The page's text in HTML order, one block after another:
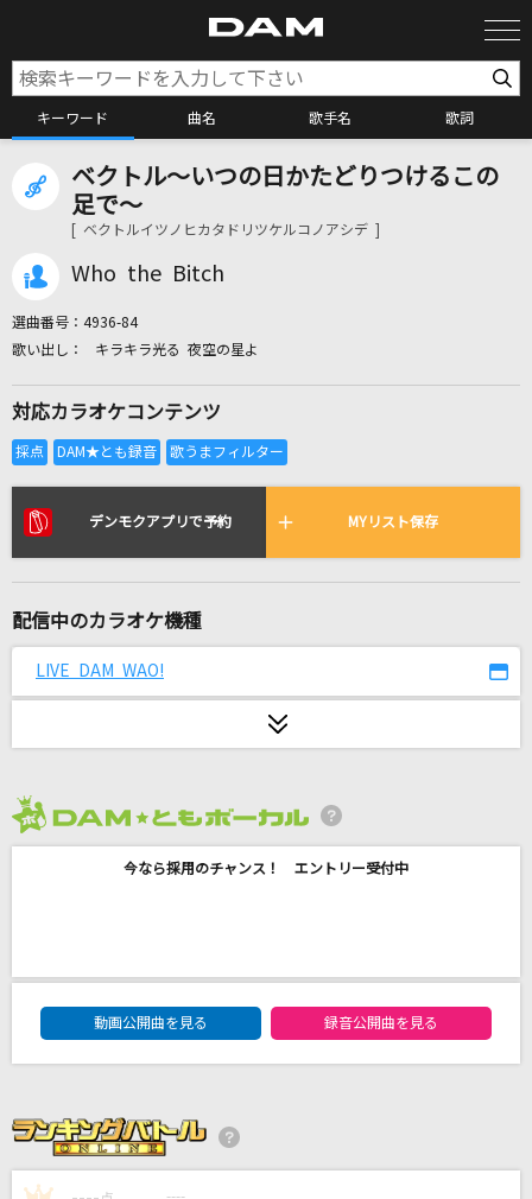
キーワード 曲名 歌手名 歌詞
カラオケ検索
カラオケ店舗検索
カラオケリクエスト
リアルタイムで歌われている曲の一覧
キライ・キライ・ジガヒダイ!
White Love
SPEED
Vaundy
[生音]ガリレオは恋をする
レミオロメン
Realize
ベクトル～いつの日かたどりつけるこの
足で～
[ ベクトルイツノヒカタドリツケルコノアシデ ]
Who the Bitch
選曲番号： 4936-84
キラキラ光る 夜空の星よ
対応カラオケコンテンツ
デンモクアプリで予約 MYリスト保存
配信中のカラオケ機種
LIVE DAM WAO!
今なら採用のチャンス！ エントリー受付中
DAM★ともボーカルエントリーランキング
動画公開曲を見る
録音公開曲を見る
1